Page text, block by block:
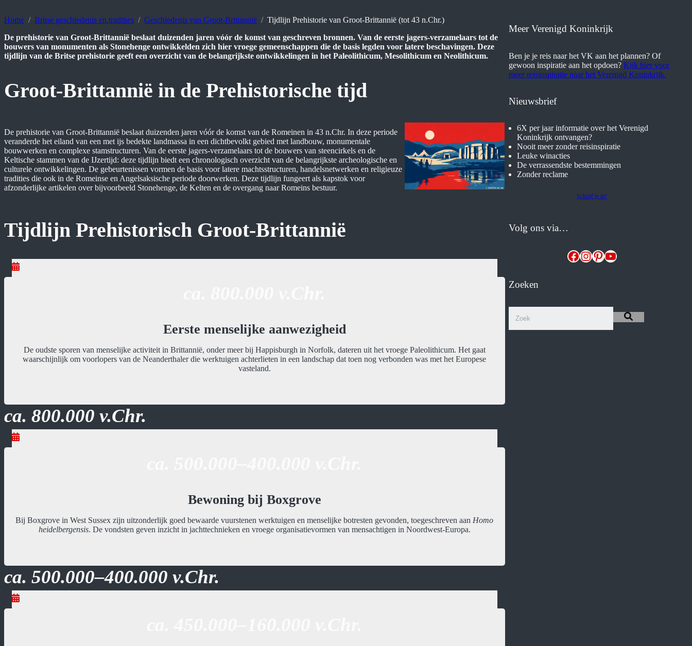
Home Britse geschiedenis en tradities Geschiedenis van Groot-Brittannië
Tijdlijn Prehistorie van Groot-Brittannië (tot 43 n.Chr.)
De prehistorie van Groot-Brittannië beslaat duizenden jaren vóór de komst van geschreven bronnen. Van de eerste jagers-verzamelaars tot de
bouwers van monumenten als Stonehenge ontwikkelden zich hier vroege gemeenschappen die de basis legden voor latere beschavingen. Deze
tijdlijn van de Britse prehistorie geeft een overzicht van de belangrijkste ontwikkelingen in het Paleolithicum, Mesolithicum en Neolithicum.
Groot-Brittannië in de Prehistorische tijd
De prehistorie van Groot-Brittannië beslaat duizenden jaren vóór de komst van de Romeinen in 43 n.Chr. In deze periode
veranderde het eiland van een met ijs bedekte landmassa in een dichtbevolkt gebied met landbouw, monumentale
bouwwerken en complexe stamstructuren. Van de eerste jagers-verzamelaars tot de bouwers van steencirkels en de
Keltische stammen van de IJzertijd: deze tijdlijn biedt een chronologisch overzicht van de belangrijkste archeologische en
culturele ontwikkelingen. De gebeurtenissen vormen de basis voor latere machtsstructuren, handelsnetwerken en religieuze
tradities die ook in de Romeinse en Angelsaksische periode doorwerken. Deze tijdlijn fungeert als kapstok voor
afzonderlijke artikelen over bijvoorbeeld Stonehenge, de Kelten en de overgang naar Romeins bestuur.
Tijdlijn Prehistorisch Groot-Brittannië
Eerste menselijke aanwezigheid
De oudste sporen van menselijke activiteit in Brittannië, onder meer bij Happisburgh in Norfolk, dateren uit het vroege Paleolithicum. Het gaat
waarschijnlijk om voorlopers van de Neanderthaler die werktuigen achterlieten in een landschap dat toen nog verbonden was met het Europese
vasteland.
ca. 800.000 v.Chr.
Bewoning bij Boxgrove
Bij Boxgrove in West Sussex zijn uitzonderlijk goed bewaarde vuurstenen werktuigen en menselijke botresten gevonden, toegeschreven aan Homo
heidelbergensis. De vondsten geven inzicht in jachttechnieken en vroege organisatievormen van mensachtigen in Noordwest-Europa.
ca. 500.000–400.000 v.Chr.
Meer Verenigd Koninkrijk
Ben je je reis naar het VK aan het plannen? Of
gewoon inspiratie aan het opdoen? Kijk hier voor
meer reisinspiratie naar het Verenigd Koninkrijk.
Nieuwsbrief
6X per jaar informatie over het Verenigd
Koninkrijk ontvangen?
Nooit meer zonder reisinspiratie
Leuke winacties
De verrassendste bestemmingen
Zonder reclame
Schrijf je in!
Volg ons via…
Facebook
Instagram
Pinterest
YouTube
Zoeken